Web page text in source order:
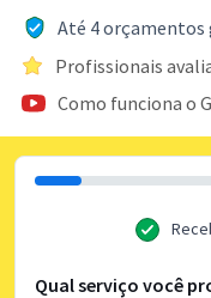
Até 4 orçamentos
Profissionais
Como funciona o
Qual serviço você